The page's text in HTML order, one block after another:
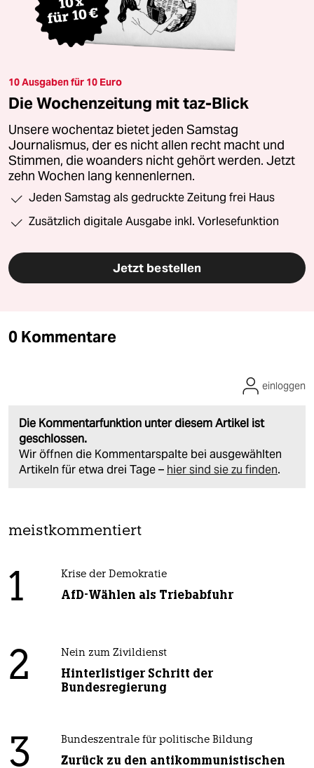
10 Ausgaben für 10 Euro
Die Wochenzeitung mit taz-Blick
Unsere wochentaz bietet jeden Samstag
Journalismus, der es nicht allen recht macht und
Stimmen, die woanders nicht gehört werden. Jetzt
zehn Wochen lang kennenlernen.
Jeden Samstag als gedruckte Zeitung frei Haus
Zusätzlich digitale Ausgabe inkl. Vorlesefunktion
Jetzt bestellen
0 Kommentare
Die Kommentarfunktion unter diesem Artikel ist
geschlossen.
Wir öffnen die Kommentarspalte bei ausgewählten
Artikeln für etwa drei Tage – hier sind sie zu finden.
einloggen
meistkommentiert
1 Krise der Demokratie
AfD-Wählen als Triebabfuhr
2 Nein zum Zivildienst
Hinterlistiger Schritt der
Bundesregierung
3 Bundeszentrale für politische Bildung
Zurück zu den antikommunistischen